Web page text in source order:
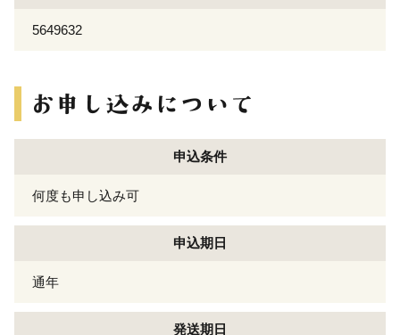
5649632
申込条件
何度も申し込み可
申込期日
通年
発送期日